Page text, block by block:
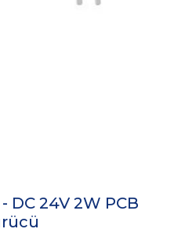
DC 24V 2W PCB